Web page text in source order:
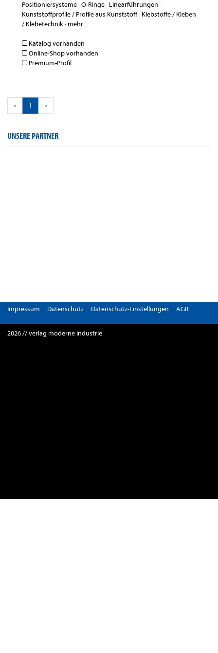
Positioniersysteme·O-Ringe· Linearführungen ·
Kunststoffprofile / Profile aus Kunststoff· Klebstoffe / Kleben
/ Klebetechnik· mehr...
Katalog vorhanden
Online-Shop vorhanden
Premium-Profil
« 1 »
UNSERE PARTNER
Impressum Datenschutz Datenschutz-Einstellungen AGB
2026 // verlag moderne industrie